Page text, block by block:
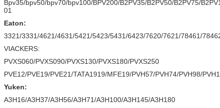
Bpv35/bpv50/bpv70/bpv100/BPV200/B2PV35/B2PV50/B2PV75/
01
Eaton:
3321/3331/4621/4631/5421/5423/5431/6423/7620/7621/78461/
VIACKERS:
PVXS060/PVXS090/PVXS130/PVXS180/PVXS250
PVE12/PVE19/PVE21/TATA1919/MFE19/PVH57/PVH74/PVH98/
Yuken:
A3H16/A3H37/A3H56/A3H71/A3H100/A3H145/A3H180